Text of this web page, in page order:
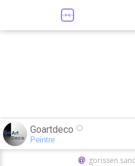
Goartdeco
Peintre